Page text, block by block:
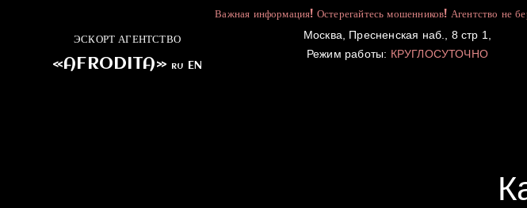
Важная информация! Остерегайтесь мошенников! Агентство не
ЭСКОРТ АГЕНТСТВО
«AFRODITA» RU EN
Москва, Пресненская наб., 8 стр 1,
Режим работы: КРУГЛОСУТОЧНО